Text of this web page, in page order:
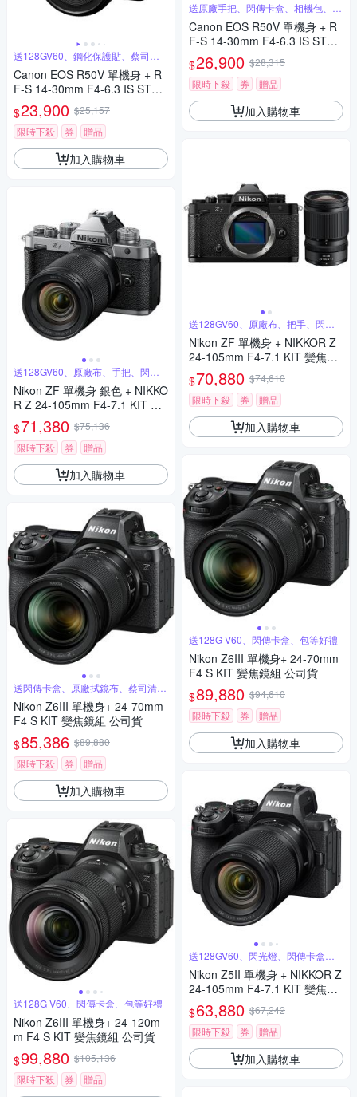
送128GV60、鋼化保護貼、蔡司噴
霧組
Canon EOS R50V 單機身 + R
F-S 14-30mm F4-6.3 IS STM
PZ 變焦鏡組 公司貨
$23,900 $25,157
限時下殺
券 贈品
加入購物車
送128GV60、原廠布、手把、閃傳
卡盒
Nikon ZF 單機身 銀色 + NIKKO
R Z 24-105mm F4-7.1 KIT 變
焦鏡組 公司貨
$71,380 $75,136
限時下殺
券 贈品
加入購物車
送閃傳卡盒、原廠拭鏡布、蔡司清潔
組
Nikon Z6III 單機身+ 24-70mm
F4 S KIT 變焦鏡組 公司貨
$85,386 $89,880
限時下殺
券 贈品
加入購物車
送128G V60、閃傳卡盒、包等好禮
Nikon Z6III 單機身+ 24-120m
m F4 S KIT 變焦鏡組 公司貨
$99,880 $105,136
限時下殺
券 贈品
送原廠手把、閃傳卡盒、相機包、蔡
司噴霧組
Canon EOS R50V 單機身 + R
F-S 14-30mm F4-6.3 IS STM
PZ 變焦鏡組 公司貨
$26,900 $28,315
限時下殺
券 贈品
加入購物車
送128GV60、原廠布、把手、閃傳
卡盒
Nikon ZF 單機身 + NIKKOR Z
24-105mm F4-7.1 KIT 變焦鏡
組 公司貨
$70,880 $74,610
限時下殺
券 贈品
加入購物車
送128G V60、閃傳卡盒、包等好禮
Nikon Z6III 單機身+ 24-70mm
F4 S KIT 變焦鏡組 公司貨
$89,880 $94,610
限時下殺
券 贈品
加入購物車
送128GV60、閃光燈、閃傳卡盒、
背包
Nikon Z5II 單機身 + NIKKOR Z
24-105mm F4-7.1 KIT 變焦鏡
組 公司貨
$63,880 $67,242
限時下殺
券 贈品
加入購物車